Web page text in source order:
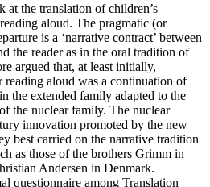
at the translation of children’s
aloud. The pragmatic (or
is a ‘narrative contract’ between
the reader as in the oral tradition of
argued that, at least initially,
reading aloud was a continuation of
the extended family adapted to the
the nuclear family. The nuclear
innovation promoted by the new
best carried on the narrative tradition
as those of the brothers Grimm in
Andersen in Denmark.
questionnaire among Translation